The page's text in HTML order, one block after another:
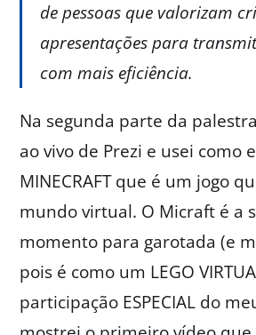
de pessoas que valorizam
apresentações para
com mais eficiência.
Na segunda parte da
ao vivo de Prezi e usei como
MINECRAFT que é um jogo
mundo virtual. O Micraft é a
momento para garotada (e
pois é como um LEGO
participação ESPECIAL do